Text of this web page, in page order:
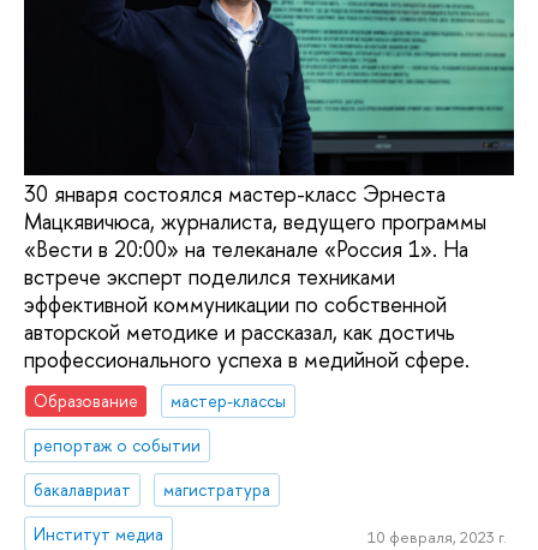
30 января состоялся мастер-класс Эрнеста
Мацкявичюса, журналиста, ведущего программы
«Вести в 20:00» на телеканале «Россия 1». На
встрече эксперт поделился техниками
эффективной коммуникации по собственной
авторской методике и рассказал, как достичь
профессионального успеха в медийной сфере.
Образование
мастер-классы
репортаж о событии
бакалавриат
магистратура
Институт медиа
10 февраля, 2023 г.